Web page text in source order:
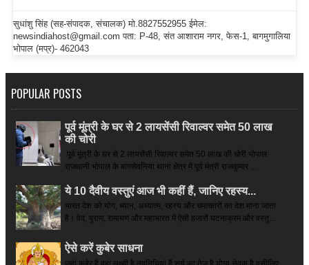
सुधांशु सिंह (सह-संपादक, संचालक) मो.8827552955 ईमेल:
newsindiahost@gmail.com पता: P-48, संत आशाराम नगर, फेस-1, बागमुगालिया
भोपाल (मप्र)- 462043
POPULAR POSTS
पूर्व मूंत्री के घर से 2 लायसेंसी रिवाल्वर समेत 50 लाख
की चोरी
पूर्व मूंत्री के घर से 2 लायसेंसी रिवाल्वर समेत 50 लाख की चोरी भोपाल:
राजधानी भोपाल के बागसेवनिया थाना क्षेत्र में पूर्व मंत्री राजकुमार ...
ये 10 दैवीय वस्तुएं आज भी कहीं हैं, जानिए रहस्य...
भारत देश को योग, ध्यान, अध्यात्म, रहस्य और चमत्कारों का देश माना जाता
है। वेद, पुराण, रामायण और महाभारत में ऐसी हजारों घटनाक्रम और वस्तु...
ऐसे करें कुबेर साधना